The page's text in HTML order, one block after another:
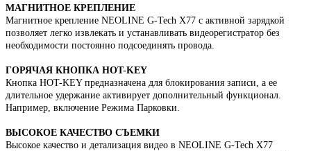
МАГНИТНОЕ КРЕПЛЕНИЕ
Магнитное крепление NEOLINE G-Tech X77 с активной зарядкой
позволяет легко извлекать и устанавливать видеорегистратор без
необходимости постоянно подсоединять провода.
ГОРЯЧАЯ КНОПКА HOT-KEY
Кнопка HOT-KEY предназначена для блокирования записи, а ее
длительное удержание активирует дополнительный функционал.
Например, включение Режима Парковки.
ВЫСОКОЕ КАЧЕСТВО СЪЕМКИ
Высокое качество и детализация видео в NEOLINE G-Tech X77